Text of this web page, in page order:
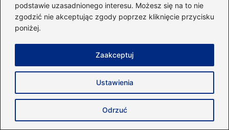
podstawie uzasadnionego interesu. Możesz się na to nie
zgodzić nie akceptując zgody poprzez kliknięcie przycisku
poniżej.
Ustawienia
Odrzuć
Zaakceptuj
2026-04-18